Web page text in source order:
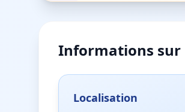
Informations sur
Localisation